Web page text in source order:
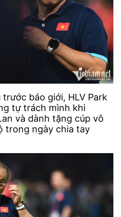
báo giới, HLV Park
tự trách mình khi
và dành tặng cúp vô
trong ngày chia tay